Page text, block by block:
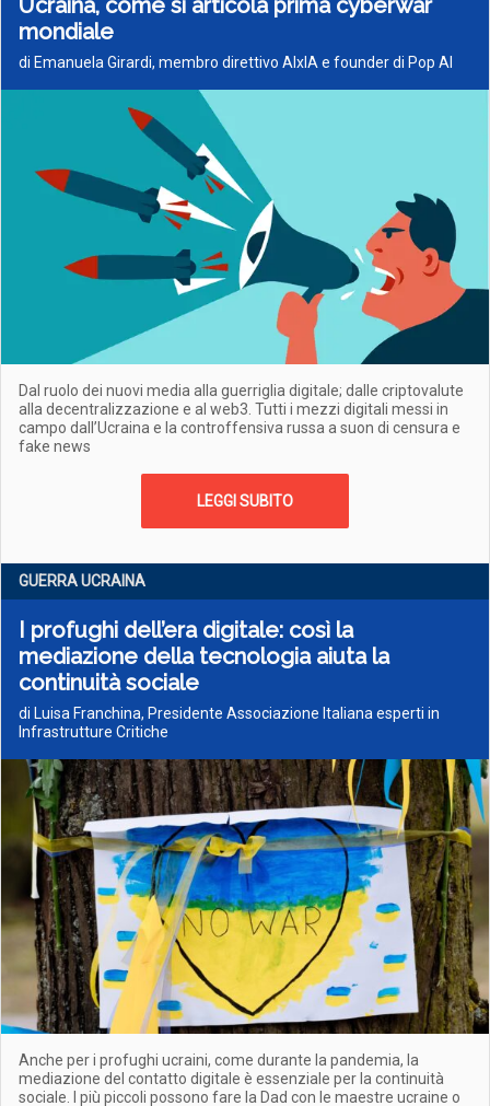
Ucraina, come si articola prima cyberwar
mondiale
di Emanuela Girardi, membro direttivo AIxIA e founder di Pop AI
Dal ruolo dei nuovi media alla guerriglia digitale; dalle criptovalute
alla decentralizzazione e al web3. Tutti i mezzi digitali messi in
campo dall’Ucraina e la controffensiva russa a suon di censura e
fake news
LEGGI SUBITO
GUERRA UCRAINA
I profughi dell’era digitale: così la
mediazione della tecnologia aiuta la
continuità sociale
di Luisa Franchina, Presidente Associazione Italiana esperti in
Infrastrutture Critiche
Anche per i profughi ucraini, come durante la pandemia, la
mediazione del contatto digitale è essenziale per la continuità
sociale. I più piccoli possono fare la Dad con le maestre ucraine o